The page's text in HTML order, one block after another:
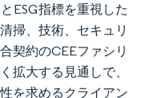
ESG指標を重視した
掃、技術、セキュリ
契約のCEEファシリ
拡大する見通しで、
を求めるクライアン